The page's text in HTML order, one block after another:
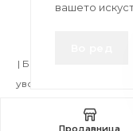
| БРАЌА МИНКОВИ 57,
увоз-извоз Струмица
Продавница
вашето